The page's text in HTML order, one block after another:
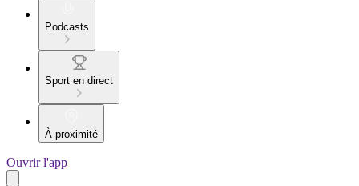
Podcasts
Sport en direct
À proximité
Ouvrir l'app